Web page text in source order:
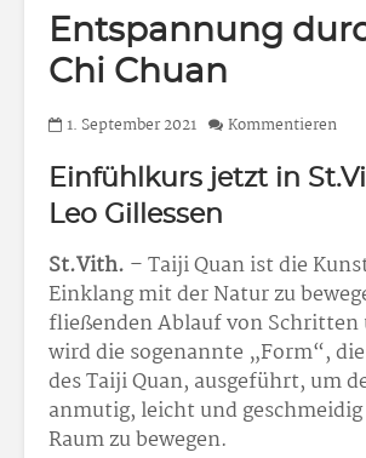
Entspannung
Chi Chuan
1. September 2021 Kommentieren
Einfühlkurs jetzt in
Leo Gillessen
St.Vith. – Taiji Quan ist die
Einklang mit der Natur zu
fließenden Ablauf von Schritten
wird die sogenannte „Form“,
des Taiji Quan, ausgeführt, um
anmutig, leicht und
Raum zu bewegen.